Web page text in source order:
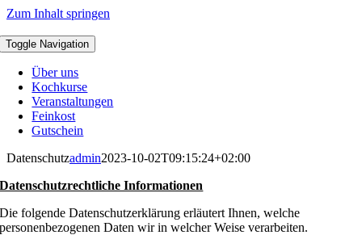
Zum Inhalt springen
Toggle Navigation
Über uns
Kochkurse
Veranstaltungen
Feinkost
Gutschein
Datenschutzadmin2023-10-02T09:15:24+02:00
Datenschutzrechtliche Informationen
Die folgende Datenschutzerklärung erläutert Ihnen, welche
personenbezogenen Daten wir in welcher Weise verarbeiten.